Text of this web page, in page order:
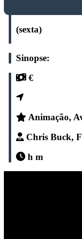
(sexta)
Sinopse:
€
Animação,
Chris Buck,
h m